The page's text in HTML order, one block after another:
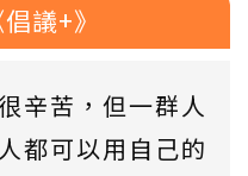
議+》
辛苦，但一群人
都可以用自己的